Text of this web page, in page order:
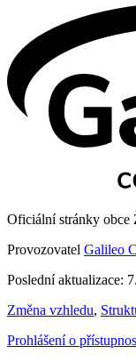
Oficiální stránky obce
Provozovatel Galileo
Poslední aktualizace:
Změna vzhledu,
Prohlášení o